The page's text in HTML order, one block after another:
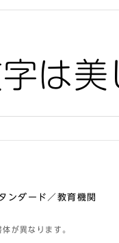
は
ダード／教育機関
が異なります。